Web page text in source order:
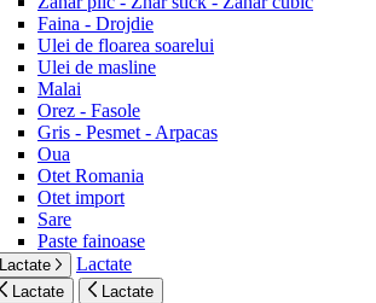
Faina - Drojdie
Ulei de floarea soarelui
Ulei de masline
Malai
Orez - Fasole
Gris - Pesmet - Arpacas
Oua
Otet Romania
Otet import
Sare
Paste fainoase
Lactate Lactate
Lactate Lactate